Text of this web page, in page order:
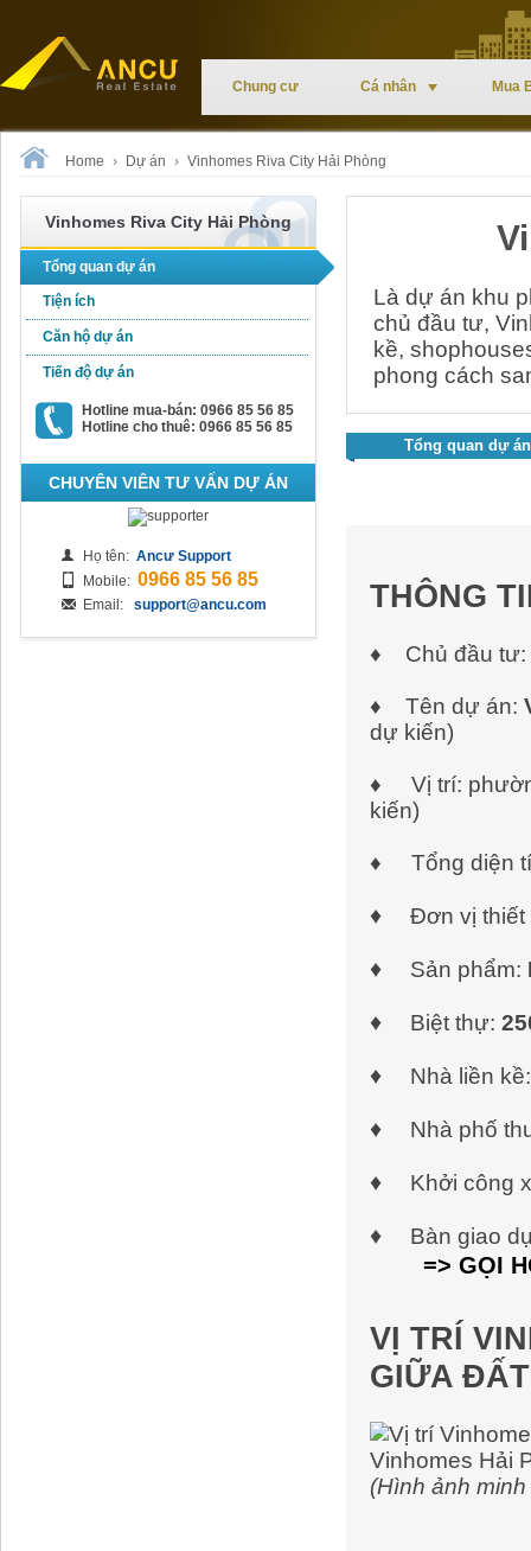
Chung cư Cá nhân Mua
Home › Dự án › Vinhomes Riva City Hải Phòng
Vinhomes Riva City Hải Phòng
Tổng quan dự án
Tiện ích
Căn hộ dự án
Tiến độ dự án
Hotline mua-bán: 0966 85 56 85
Hotline cho thuê: 0966 85 56 85
CHUYÊN VIÊN TƯ VẤN DỰ ÁN
Họ tên: Ancư Support
Mobile: 0966 85 56 85
Email: support@ancu.com
Là dự án khu
chủ đầu tư,
kề,
phong cách
Tổng quan dự án
THÔNG
♦ Chủ đầu tư:
♦ Tên dự án:
dự kiến)
♦ Vị trí:
kiến)
♦ Tổng diện
♦ Đơn vị thiết
♦ Sản phẩm:
♦ Biệt thự:
♦ Nhà liền
♦ Nhà phố
♦ Khởi công
♦ Bàn giao
=> GỌI
VỊ TRÍ
GIỮA
(Hình ảnh